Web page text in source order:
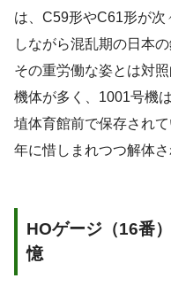
は、C59形やC61形が次
しながら混乱期の日本
その重労働な姿とは対
機体が多く、1001号機
埴体育館前で保存され
年に惜しまれつつ解体さ
HOゲージ（16番
憶